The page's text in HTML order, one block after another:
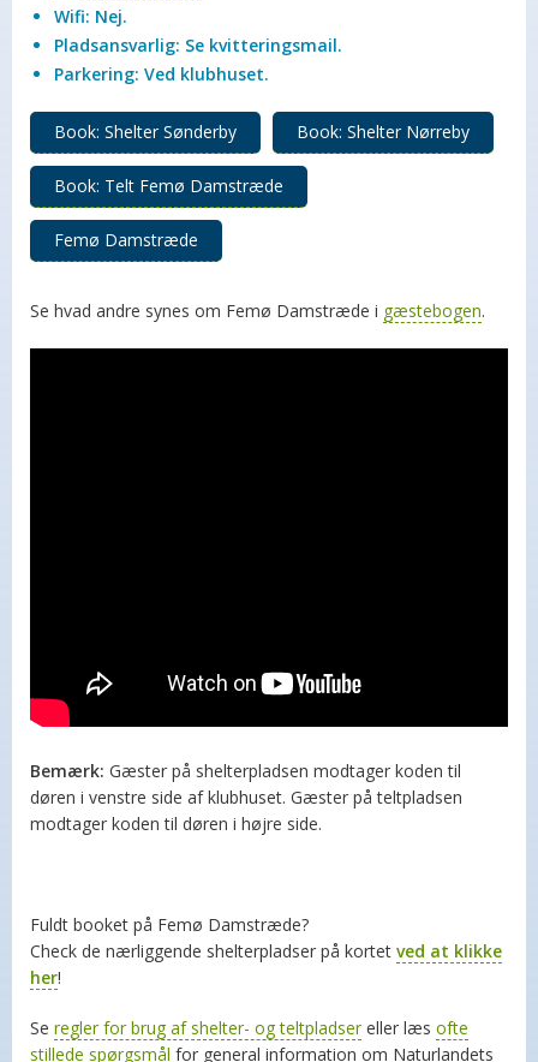
Wifi: Nej.
Pladsansvarlig: Se kvitteringsmail.
Parkering: Ved klubhuset.
Book: Shelter Sønderby Book: Shelter Nørreby
Book: Telt Femø Damstræde
Femø Damstræde
Se hvad andre synes om Femø Damstræde i gæstebogen.
Bemærk: Gæster på shelterpladsen modtager koden til
døren i venstre side af klubhuset. Gæster på teltpladsen
modtager koden til døren i højre side.
Fuldt booket på Femø Damstræde?
Check de nærliggende shelterpladser på kortet ved at klikke
her!
Se regler for brug af shelter- og teltpladsereller læs ofte
stillede spørgsmål for general information om Naturlandets